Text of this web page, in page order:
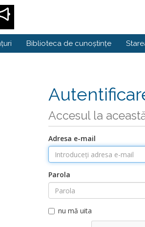
Biblioteca de cunoștințe
Accesul la
Adresa e-mail
Parola
nu mă uita